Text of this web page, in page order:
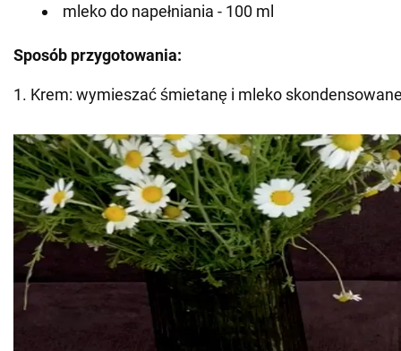
mleko do napełniania - 100 ml
Sposób przygotowania:
1. Krem: wymieszać śmietanę i mleko